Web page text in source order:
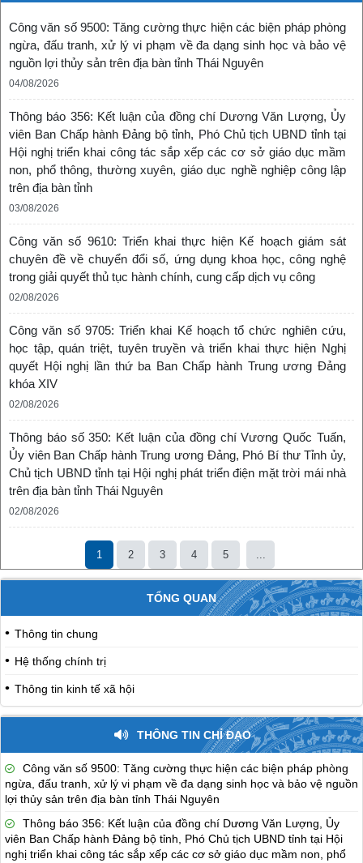
Công văn số 9500: Tăng cường thực hiện các biện pháp phòng
ngừa, đấu tranh, xử lý vi phạm về đa dạng sinh học và bảo vệ
nguồn lợi thủy sản trên địa bàn tỉnh Thái Nguyên
04/08/2026
Thông báo 356: Kết luận của đồng chí Dương Văn Lượng, Ủy
viên Ban Chấp hành Đảng bộ tỉnh, Phó Chủ tịch UBND tỉnh tại
Hội nghị triển khai công tác sắp xếp các cơ sở giáo dục mầm
non, phổ thông, thường xuyên, giáo dục nghề nghiệp công lập
trên địa bàn tỉnh
03/08/2026
Công văn số 9610: Triển khai thực hiện Kế hoạch giám sát
chuyên đề về chuyển đổi số, ứng dụng khoa học, công nghệ
trong giải quyết thủ tục hành chính, cung cấp dịch vụ công
02/08/2026
Công văn số 9705: Triển khai Kế hoạch tổ chức nghiên cứu,
học tập, quán triệt, tuyên truyền và triển khai thực hiện Nghị
quyết Hội nghị lần thứ ba Ban Chấp hành Trung ương Đảng
khóa XIV
02/08/2026
Thông báo số 350: Kết luận của đồng chí Vương Quốc Tuấn,
Ủy viên Ban Chấp hành Trung ương Đảng, Phó Bí thư Tỉnh ủy,
Chủ tịch UBND tỉnh tại Hội nghị phát triển điện mặt trời mái nhà
trên địa bàn tỉnh Thái Nguyên
02/08/2026
1 2 3 4 5 ...
TỔNG QUAN
Thông tin chung
Hệ thống chính trị
Thông tin kinh tế xã hội
THÔNG TIN CHỈ ĐẠO
Công văn số 9500: Tăng cường thực hiện các biện pháp phòng
ngừa, đấu tranh, xử lý vi phạm về đa dạng sinh học và bảo vệ nguồn
lợi thủy sản trên địa bàn tỉnh Thái Nguyên
Thông báo 356: Kết luận của đồng chí Dương Văn Lượng, Ủy
viên Ban Chấp hành Đảng bộ tỉnh, Phó Chủ tịch UBND tỉnh tại Hội
nghị triển khai công tác sắp xếp các cơ sở giáo dục mầm non, phổ